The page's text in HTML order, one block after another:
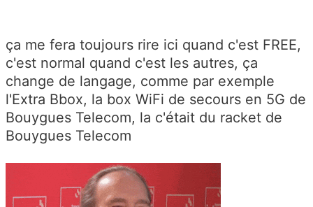
ça me fera toujours rire ici quand c'est FREE,
c'est normal quand c'est les autres, ça
change de langage, comme par exemple
l'Extra Bbox, la box WiFi de secours en 5G de
Bouygues Telecom, la c'était du racket de
Bouygues Telecom